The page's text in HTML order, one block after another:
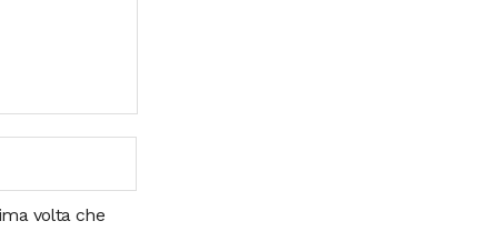
volta che